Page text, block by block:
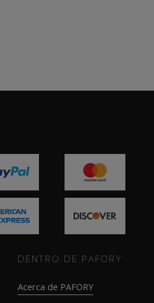
DENTRO DE PAFORY
Acerca de PAFORY